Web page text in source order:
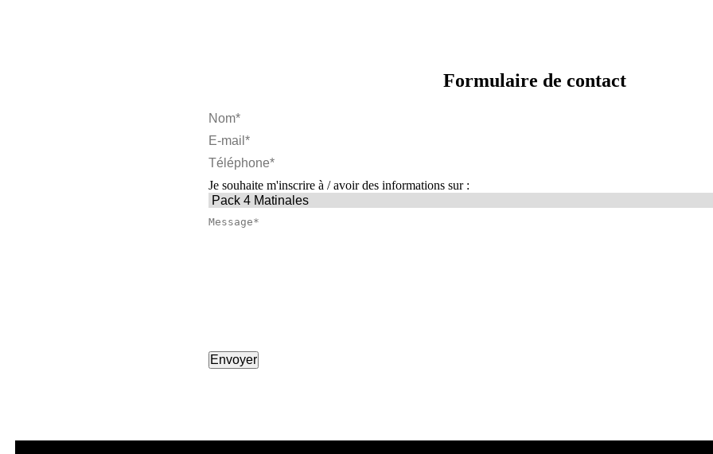
Formulaire de contact
Je souhaite m'inscrire à / avoir des informations sur :